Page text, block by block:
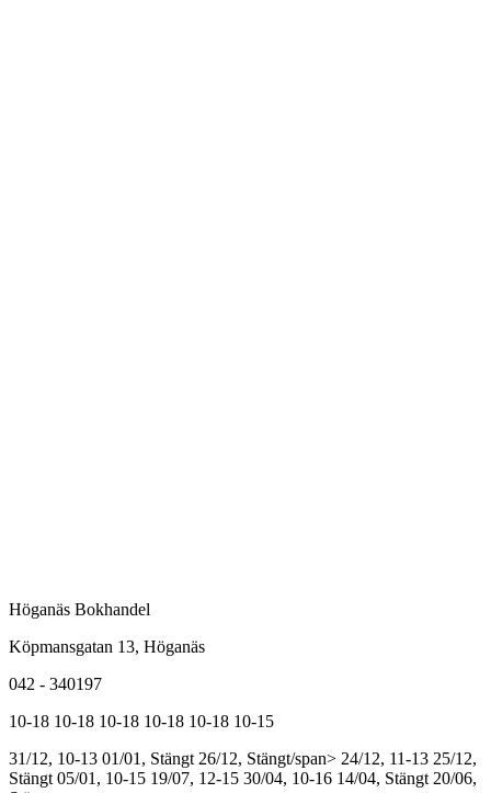
Höganäs Bokhandel
Köpmansgatan 13, Höganäs
042 - 340197
10-18 10-18 10-18 10-18 10-18 10-15
31/12, 10-13 01/01, Stängt 26/12, Stängt/span> 24/12, 11-13 25/12,
Stängt 05/01, 10-15 19/07, 12-15 30/04, 10-16 14/04, Stängt 20/06,